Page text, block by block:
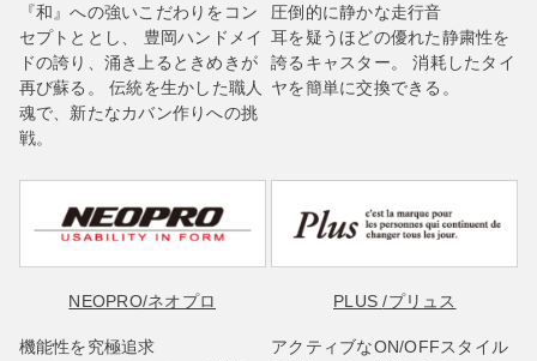
『和』への強いこだわりをコン
セプトととし、 豊岡ハンドメイ
ドの誇り、涌き上るときめきが
再び蘇る。 伝統を生かした職人
魂で、新たなカバン作りへの挑
戦。
圧倒的に静かな走行音
耳を疑うほどの優れた静粛性を
誇るキャスター。 消耗したタイ
ヤを簡単に交換できる。
NEOPRO/ネオプロ
機能性を究極追求
PLUS/プリュス
アクティブなON/OFFスタイル